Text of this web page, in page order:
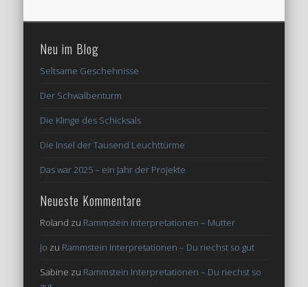
Neu im Blog
Seltsame Geschehnisse
Der Schwalbenturm
Die Klinge des Schicksals
Die Insel der Tausend Leuchttürme
Das war 2025 – ein Jahr der Projekte
Neueste Kommentare
Roland zu Rammstein Interpretationen – Mutter
Jo zu Rammstein Interpretationen – Du riechst so gut
Sabine zu Rammstein Interpretationen – Du riechst so